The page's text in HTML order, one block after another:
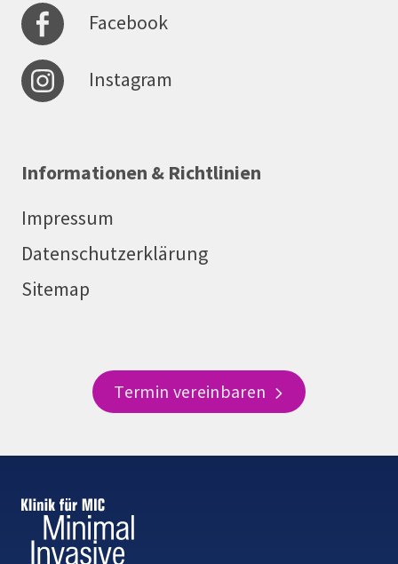
Facebook
Instagram
Informationen & Richtlinien
Impressum
Datenschutzerklärung
Sitemap
Termin vereinbaren